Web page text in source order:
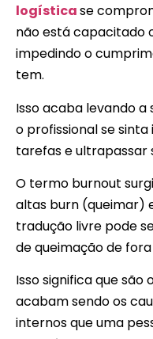
logísticase
não está capacitado
impedindo o
tem.
Isso acaba levando
o profissional se
tarefas e ultrapassar
O termo burnout
altas burn (queimar)
tradução livre pode
de queimação de
Isso significa que
acabam sendo os
internos que uma